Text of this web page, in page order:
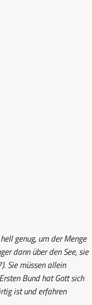
genug, um der Menge
dann über den See, sie
Sie müssen allein
Bund hat Gott sich
ist und erfahren